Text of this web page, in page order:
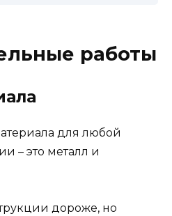
работы
для любой
– это металл и
дороже, но